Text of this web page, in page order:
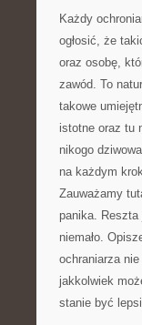
Każdy
ogłosić, że
oraz osobę,
zawód. To
takowe
istotne oraz tu
nikogo
na każdym
Zauważamy
panika.
niemało.
ochraniarza
jakkolwiek
stanie być